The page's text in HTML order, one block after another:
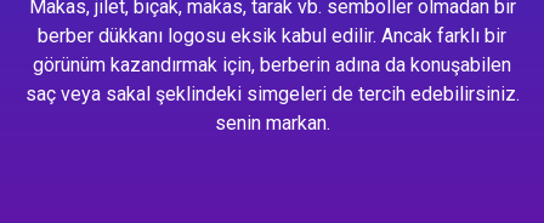
Makas, jilet, bıçak, makas, tarak vb. semboller olmadan bir
berber dükkanı logosu eksik kabul edilir. Ancak farklı bir
görünüm kazandırmak için, berberin adına da konuşabilen
saç veya sakal şeklindeki simgeleri de tercih edebilirsiniz.
senin markan.